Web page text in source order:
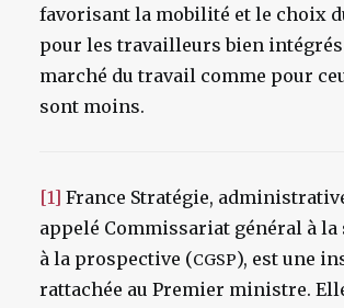
favorisant la mobilité et le choix
pour les travailleurs bien
marché du travail comme pour
sont moins.
[1] France Stratégie,
appelé Commissariat général à la
à la prospective (CGSP), est une
rattachée au Premier ministre.